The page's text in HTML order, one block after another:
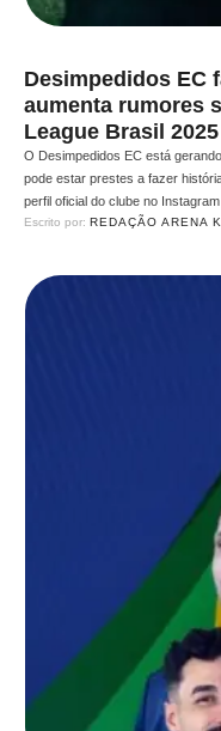
Desimpedidos EC
aumenta rumores
League Brasil 2025
O Desimpedidos EC está
pode estar prestes a fazer
perfil oficial do clube no
sem legenda ou explicação, o
Escrito por: REDAÇÃO ARENA